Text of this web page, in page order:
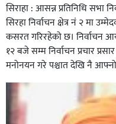
सिराहा : आसन्न प्रतिनिधि सभा
सिरहा निर्वाचन क्षेत्र नं २ मा
कसरत गरिरहेको छ। निर्वाचन
१२ बजे सम्म निर्वाचन प्रचार
मनोनयन गरे पश्चात देखि नै